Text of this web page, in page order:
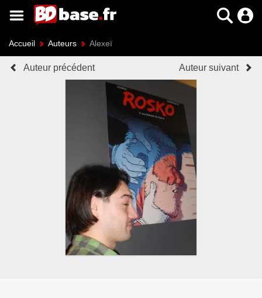
Accueil Auteurs Alexeï
Auteur précédent Auteur suivant